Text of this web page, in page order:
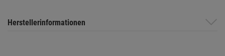
Herstellerinformationen